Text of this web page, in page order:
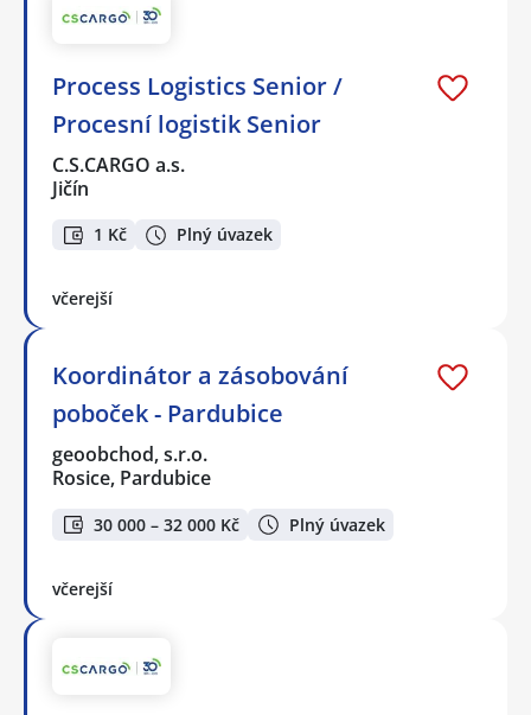
Process Logistics Senior /
Procesní logistik Senior
C.S.CARGO a.s.
Jičín
1 Kč Plný úvazek
včerejší
Koordinátor a zásobování
poboček - Pardubice
geoobchod, s.r.o.
Rosice, Pardubice
30 000 – 32 000 Kč Plný úvazek
včerejší